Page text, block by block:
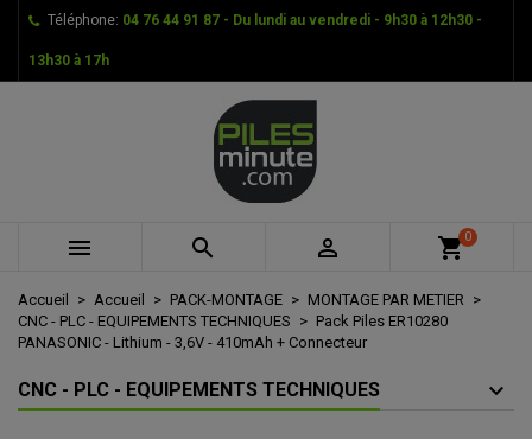
Téléphone: 04 76 44 91 87 - Du lundi au vendredi - 9h30 à 12h30 -
13h30 à 17h
   shopping_cart0
Accueil Accueil PACK-MONTAGE
MONTAGE PAR METIER
CNC - PLC - EQUIPEMENTS TECHNIQUES
Pack Piles ER10280
PANASONIC - Lithium - 3,6V - 410mAh + Connecteur
CNC - PLC - EQUIPEMENTS TECHNIQUES
Créer une nouvelle liste
Nom de la liste d'envies
Créer une liste d'envies
Vous devez être connecté pour ajouter des produits à
Annuler